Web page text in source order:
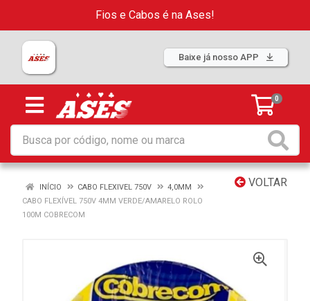
Fios e Cabos é na Ases!
Baixe já nosso APP
0
VOLTAR
INÍCIO CABO FLEXIVEL 750V
4,0MM
CABO FLEXÍVEL 750V 4MM VERDE/AMARELO ROLO
100M COBRECOM